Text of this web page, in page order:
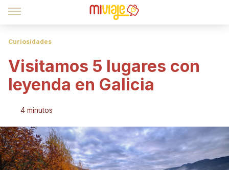
Curiosidades
Visitamos 5 lugares con
leyenda en Galicia
4 minutos